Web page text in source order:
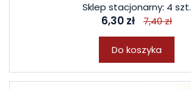
Sklep stacjonarny: 4 szt.
6,30 zł 7,40 zł
Do koszyka